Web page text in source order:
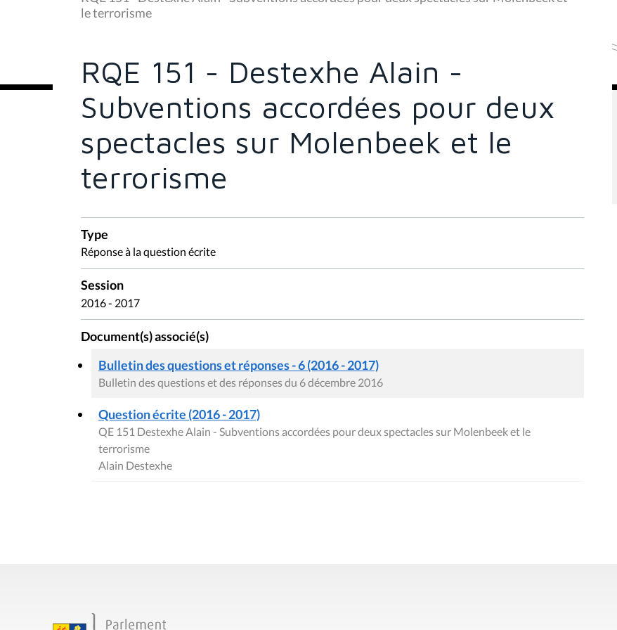
s
ê
:
le terrorisme
RQE 151 - Destexhe Alain -
Subventions accordées pour deux
spectacles sur Molenbeek et le
terrorisme
Type
Réponse à la question écrite
Session
2016 - 2017
Document(s) associé(s)
Bulletin des questions et réponses - 6 (2016 - 2017)
Bulletin des questions et des réponses du 6 décembre 2016
Question écrite (2016 - 2017)
QE 151 Destexhe Alain - Subventions accordées pour deux spectacles sur Molenbeek et le
terrorisme
Alain Destexhe